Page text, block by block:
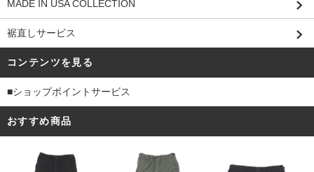
MADE IN USA COLLECTION
裾直しサービス
コンテンツを見る
■ショップポイントサービス
おすすめ商品